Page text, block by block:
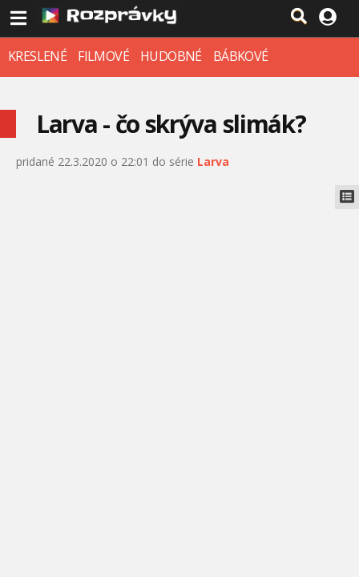
KRESLENÉ FILMOVÉ HUDOBNÉ BÁBKOVÉ
Larva - čo skrýva slimák?
pridané 22.3.2020 o 22:01 do série Larva